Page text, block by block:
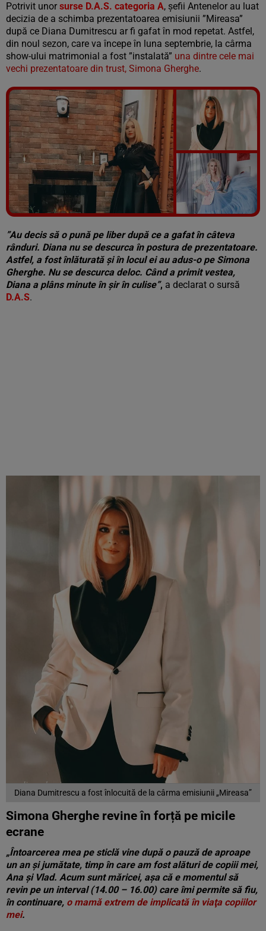
Potrivit unor surse D.A.S. categoria A, șefii Antenelor au luat
decizia de a schimba prezentatoarea emisiunii ”Mireasa”
după ce Diana Dumitrescu ar fi gafat în mod repetat. Astfel,
din noul sezon, care va începe în luna septembrie, la cârma
show-ului matrimonial a fost ”instalată” una dintre cele mai
vechi prezentatoare din trust, Simona Gherghe.
Vezi galeria foto
6 poze
”Au decis să o pună pe liber după ce a gafat în câteva
rânduri. Diana nu se descurca în postura de prezentatoare.
Astfel, a fost înlăturată și în locul ei au adus-o pe Simona
Gherghe. Nu se descurca deloc. Când a primit vestea,
Diana a plâns minute în șir în culise”, a declarat o sursă
D.A.S.
Diana Dumitrescu a fost înlocuită de la cârma emisiunii „Mireasa”
Simona Gherghe revine în forță pe micile
ecrane
„Întoarcerea mea pe sticlă vine după o pauză de aproape
un an şi jumătate, timp în care am fost alături de copiii mei,
Ana şi Vlad. Acum sunt măricei, aşa că e momentul să
revin pe un interval (14.00 – 16.00) care îmi permite să fiu,
în continuare, o mamă extrem de implicată în viaţa copiilor
mei.